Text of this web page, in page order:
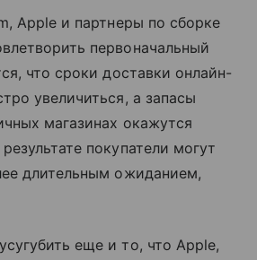
Apple и партнеры по сборке
первоначальный
что сроки доставки онлайн-
увеличиться, а запасы
магазинах окажутся
покупатели могут
длительным ожиданием,
еще и то, что Apple,